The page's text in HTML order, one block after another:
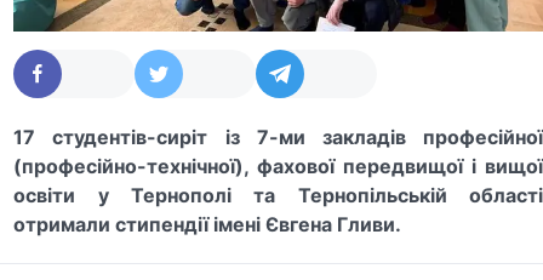
17 студентів-сиріт із 7-ми закладів професійної
(професійно-технічної), фахової передвищої і вищої
освіти у Тернополі та Тернопільській області
отримали стипендії імені Євгена Гливи.